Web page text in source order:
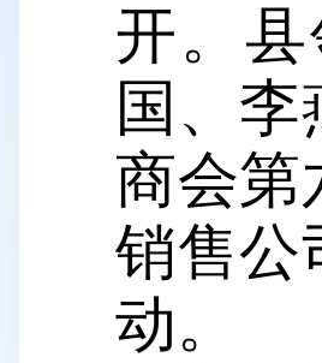
开。
国、
商会第
销售公
动。